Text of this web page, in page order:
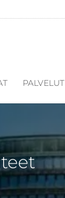
PALVELUT